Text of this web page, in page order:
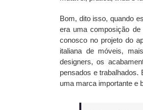
Bom, dito isso, quando
era umacomposição
conosco no projeto do
italiana de móveis,
designers, os
pensados e trabalhados.
uma marca importante e